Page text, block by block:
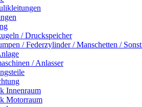
/ Druckspeicher
/ Federzylinder / Manschetten /
/ Anlasser
Innenraum
Motorraum